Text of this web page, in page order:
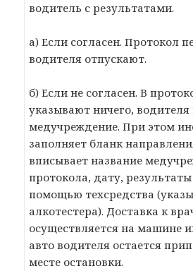
водитель с результатами.
а) Если согласен. Протокол
водителя отпускают.
б) Если не согласен. В
указывают ничего,
медучреждение. При этом
заполняет бланк
вписывает название
протокола, дату,
помощью техсредства
алкотестера). Доставка к
осуществляется на машине
авто водителя остается
месте остановки.